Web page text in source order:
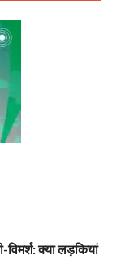
विमर्श: क्या लड़कियां